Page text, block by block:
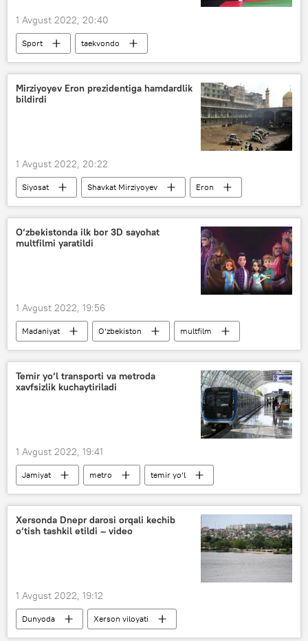
1 Avgust 2022, 20:40
Sport taekvondo
Mirziyoyev Eron prezidentiga hamdardlik
bildirdi
1 Avgust 2022, 20:22
Siyosat Shavkat Mirziyoyev
Eron
Ibrohim Raisiy
sel
O‘zbekistonda ilk bor 3D sayohat
multfilmi yaratildi
1 Avgust 2022, 19:56
Madaniyat O‘zbekiston multfilm
Temir yo‘l transporti va metroda
xavfsizlik kuchaytiriladi
1 Avgust 2022, 19:41
Jamiyat metro temir yo‘l
Xersonda Dnepr darosi orqali kechib
o‘tish tashkil etildi – video
1 Avgust 2022, 19:12
Dunyoda Xerson viloyati